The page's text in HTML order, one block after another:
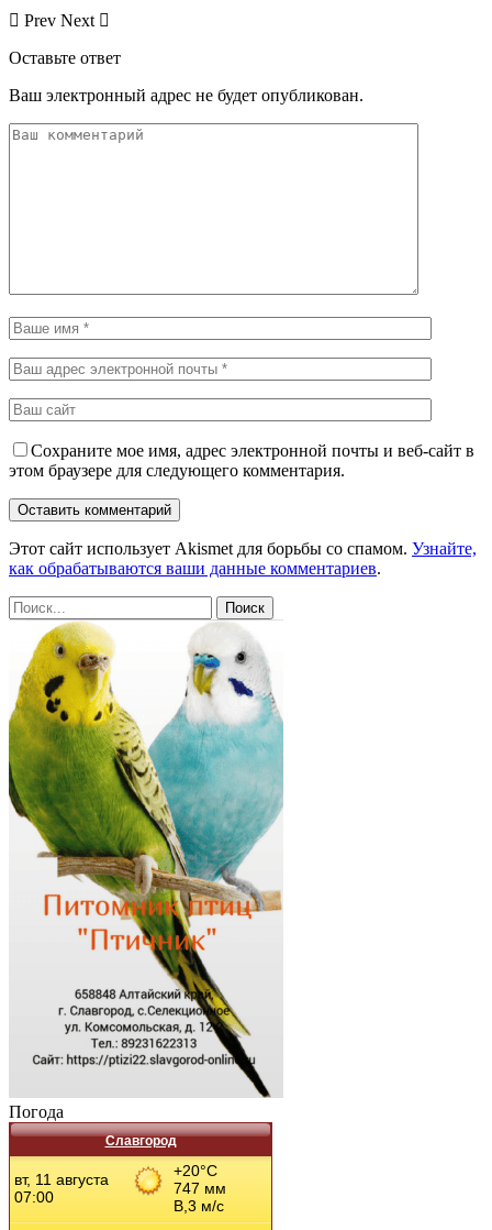
Prev Next
Оставьте ответ
Ваш электронный адрес не будет опубликован.
Сохраните мое имя, адрес электронной почты и веб-сайт в
этом браузере для следующего комментария.
Этот сайт использует Akismet для борьбы со спамом. Узнайте,
как обрабатываются ваши данные комментариев.
Погода
Славгород